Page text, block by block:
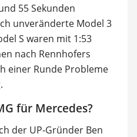
55 Sekunden
unveränderte Model 3
S waren mit 1:53
nach Rennhofers
einer Runde Probleme
für Mercedes?
der UP-Gründer Ben